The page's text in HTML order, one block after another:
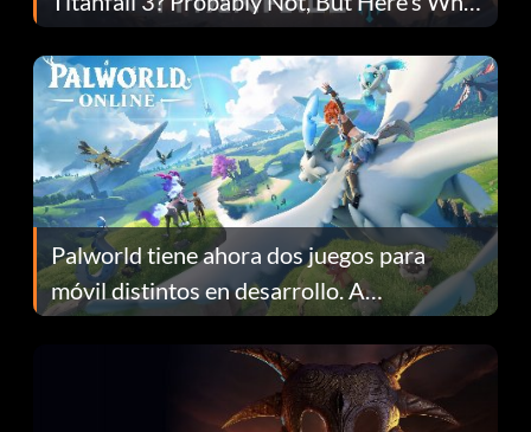
Fans Are Hopeful
Palworld tiene ahora dos juegos para
móvil distintos en desarrollo. A
continuación te explicamos por qué.